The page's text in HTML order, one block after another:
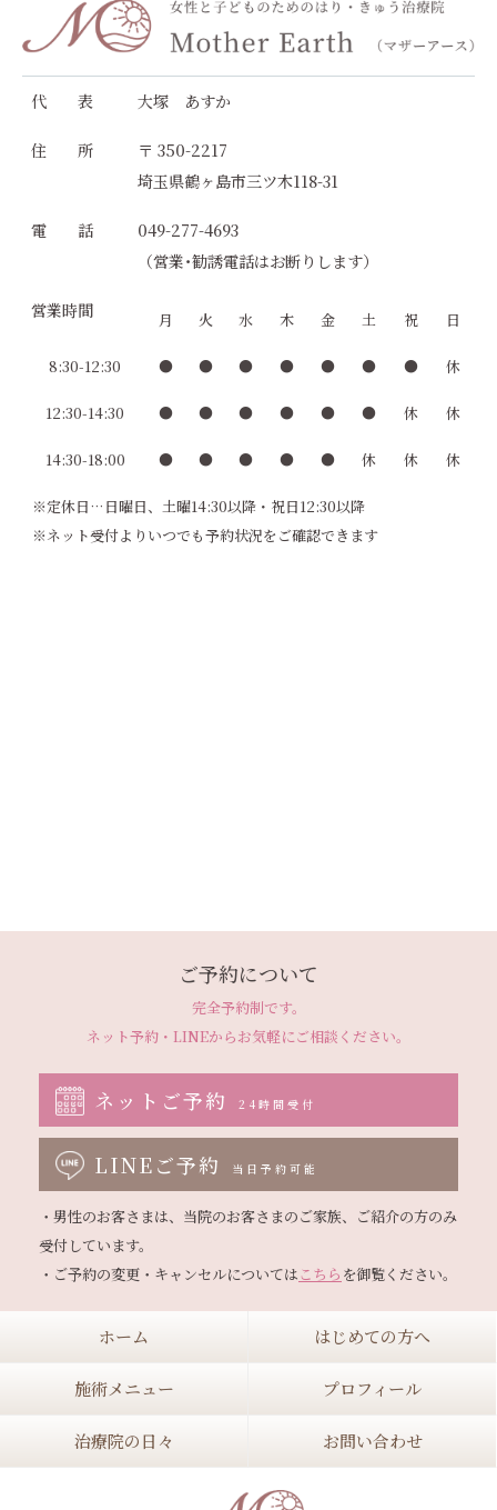
代 表 大塚 あすか
住 所
〒 350-2217
埼玉県鶴ヶ島市三ツ木118-31
電 話
049-277-4693
（営業･勧誘電話はお断りします）
営業時間 月 火 水 木 金 土 祝 日
8:30-12:30 ● ● ● ● ● ● ● 休
12:30-14:30 ● ● ● ● ● ● 休 休
14:30-18:00 ● ● ● ● ● 休 休 休
※定休日…日曜日、土曜14:30以降・祝日12:30以降
※ネット受付よりいつでも予約状況をご確認できます
ご予約について
完全予約制です。
ネット予約・LINEからお気軽にご相談ください。
ネットご予約 24時間受付
LINEご予約 当日予約可能
・男性のお客さまは、当院のお客さまのご家族、ご紹介の方のみ
受付しています。
・ご予約の変更・キャンセルについてはこちら
ホーム はじめての方へ
施術メニュー プロフィール
治療院の日々 お問い合わせ